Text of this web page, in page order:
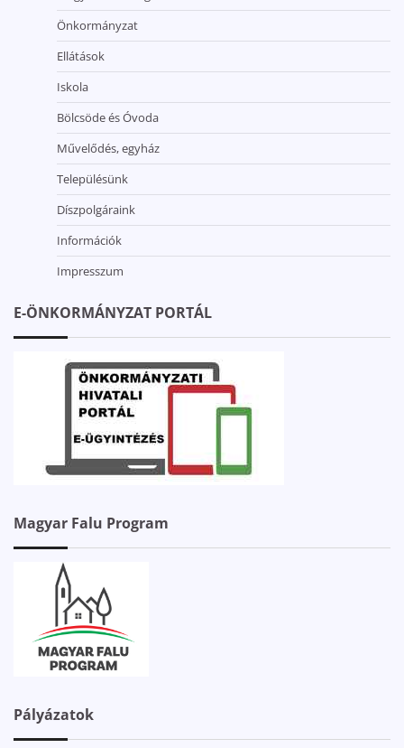
Önkormányzat
Ellátások
Iskola
Bölcsöde és Óvoda
Művelődés, egyház
Településünk
Díszpolgáraink
Információk
Impresszum
E-ÖNKORMÁNYZAT PORTÁL
Magyar Falu Program
Pályázatok